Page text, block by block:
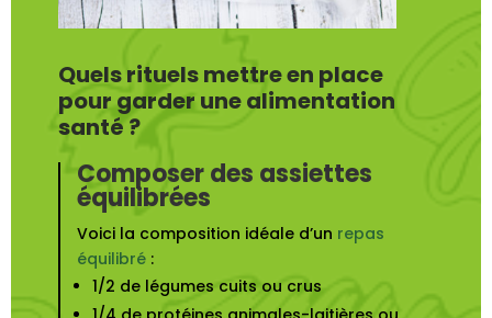
Quels rituels mettre en place
pour garder une alimentation
santé ?
Composer des assiettes
équilibrées
Voici la composition idéale d’un repas
équilibré:
1/2 de légumes cuits ou crus